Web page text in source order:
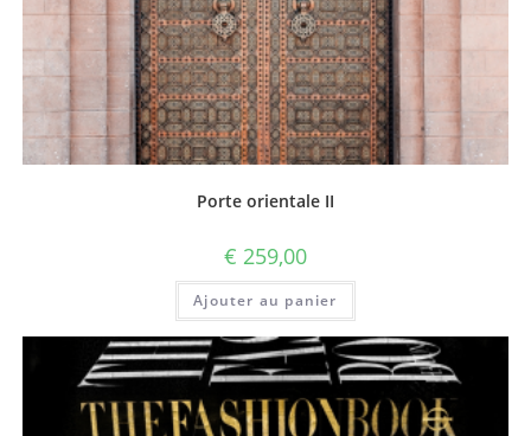
Porte orientale II
€ 259,00
Ajouter au panier